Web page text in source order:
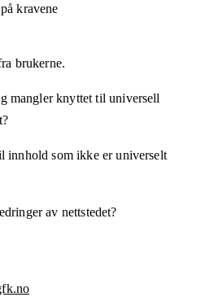
kravene
brukerne.
mangler knyttet til universell
innhold som ikke er universelt
av nettstedet?